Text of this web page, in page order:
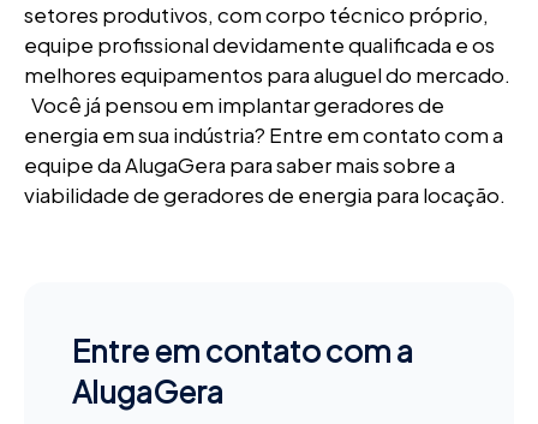
setores produtivos, com corpo técnico próprio,
equipe profissional devidamente qualificada e os
melhores equipamentos para aluguel do mercado.
Você já pensou em implantar geradores de
energia em sua indústria? Entre em contato com a
equipe da AlugaGera para saber mais sobre a
viabilidade de geradores de energia para locação.
Entre em contato com a
AlugaGera